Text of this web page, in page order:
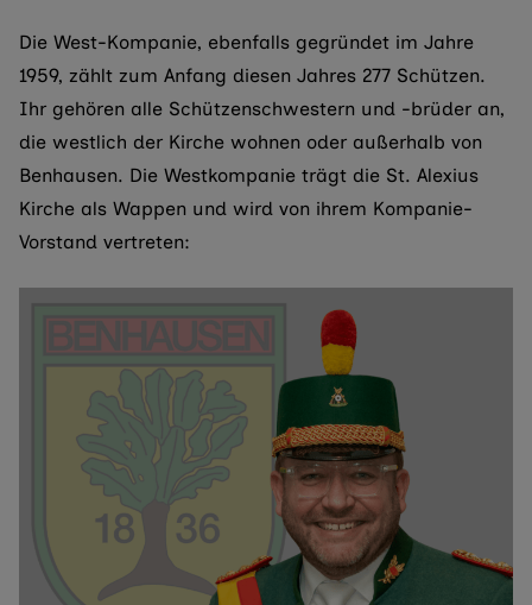
Die West-Kompanie, ebenfalls gegründet im Jahre
1959, zählt zum Anfang diesen Jahres 277 Schützen.
Ihr gehören alle Schützenschwestern und -brüder an,
die westlich der Kirche wohnen oder außerhalb von
Benhausen. Die Westkompanie trägt die St. Alexius
Kirche als Wappen und wird von ihrem Kompanie-
Vorstand vertreten: